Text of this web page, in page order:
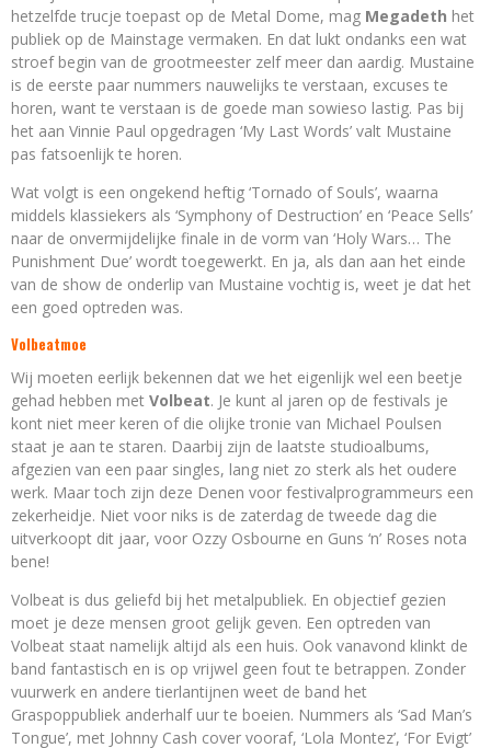
hetzelfde trucje toepast op de Metal Dome, mag Megadeth het
publiek op de Mainstage vermaken. En dat lukt ondanks een wat
stroef begin van de grootmeester zelf meer dan aardig. Mustaine
is de eerste paar nummers nauwelijks te verstaan, excuses te
horen, want te verstaan is de goede man sowieso lastig. Pas bij
het aan Vinnie Paul opgedragen ‘My Last Words’ valt Mustaine
pas fatsoenlijk te horen.
Wat volgt is een ongekend heftig ‘Tornado of Souls’, waarna
middels klassiekers als ‘Symphony of Destruction’ en ‘Peace Sells’
naar de onvermijdelijke finale in de vorm van ‘Holy Wars… The
Punishment Due’ wordt toegewerkt. En ja, als dan aan het einde
van de show de onderlip van Mustaine vochtig is, weet je dat het
een goed optreden was.
Volbeatmoe
Wij moeten eerlijk bekennen dat we het eigenlijk wel een beetje
gehad hebben met Volbeat. Je kunt al jaren op de festivals je
kont niet meer keren of die olijke tronie van Michael Poulsen
staat je aan te staren. Daarbij zijn de laatste studioalbums,
afgezien van een paar singles, lang niet zo sterk als het oudere
werk. Maar toch zijn deze Denen voor festivalprogrammeurs een
zekerheidje. Niet voor niks is de zaterdag de tweede dag die
uitverkoopt dit jaar, voor Ozzy Osbourne en Guns ‘n’ Roses nota
bene!
Volbeat is dus geliefd bij het metalpubliek. En objectief gezien
moet je deze mensen groot gelijk geven. Een optreden van
Volbeat staat namelijk altijd als een huis. Ook vanavond klinkt de
band fantastisch en is op vrijwel geen fout te betrappen. Zonder
vuurwerk en andere tierlantijnen weet de band het
Graspoppubliek anderhalf uur te boeien. Nummers als ‘Sad Man’s
Tongue’, met Johnny Cash cover vooraf, ‘Lola Montez’, ‘For Evigt’